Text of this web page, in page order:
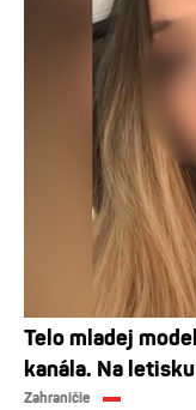
Telo mladej
kanála. Na
Zahraničie